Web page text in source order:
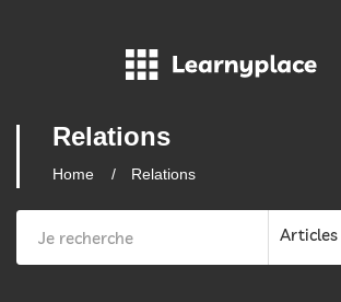
Relations
Home Relations
Articles